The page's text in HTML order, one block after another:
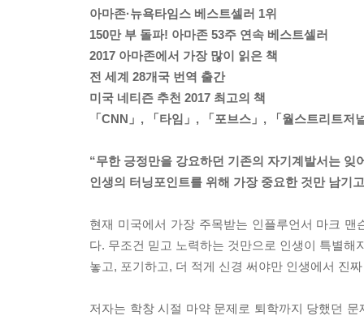
아마존·뉴욕타임스 베스트셀러 1위
150만 부 돌파! 아마존 53주 연속 베스트셀러
2017 아마존에서 가장 많이 읽은 책
전 세계 28개국 번역 출간
미국 네티즌 추천 2017 최고의 책
「CNN」, 「타임」, 「포브스」, 「월스트리트
“무한 긍정만을 강요하던 기존의 자기계발서는 잊
인생의 터닝포인트를 위해 가장 중요한 것만 남기
현재 미국에서 가장 주목받는 인플루언서 마크
다. 무조건 믿고 노력하는 것만으로 인생이 특별
놓고, 포기하고, 더 적게 신경 써야만 인생에서 진
저자는 학창 시절 마약 문제로 퇴학까지 당했던